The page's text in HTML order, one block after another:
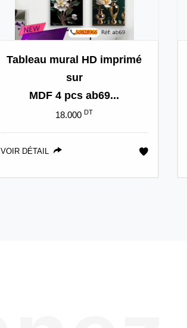
Tableau mural HD imprimé
sur
MDF 4 pcs ab69...
18.000 DT
VOIR DÉTAIL